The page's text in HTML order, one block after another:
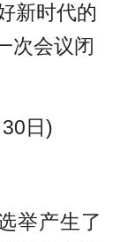
新时代的
次会议闭
日)
举产生了